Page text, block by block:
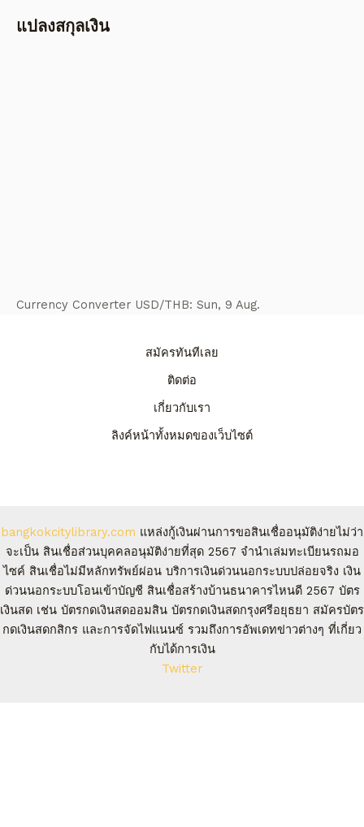
แปลงสกุลเงิน
Currency Converter USD/THB: Sun, 9 Aug.
สมัครทันทีเลย
ติดต่อ
เกี่ยวกับเรา
ลิงค์หน้าทั้งหมดของเว็บไซต์
bangkokcitylibrary.com แหล่งกู้เงินผ่านการขอสินเชื่ออนุมัติง่ายไม่ว่า
จะเป็น สินเชื่อส่วนบุคคลอนุมัติง่ายที่สุด 2567 จํานําเล่มทะเบียนรถมอ
ไซค์ สินเชื่อไม่มีหลักทรัพย์ผ่อน บริการเงินด่วนนอกระบบปล่อยจริง เงิน
ด่วนนอกระบบโอนเข้าบัญชี สินเชื่อสร้างบ้านธนาคารไหนดี 2567 บัตร
เงินสด เช่น บัตรกดเงินสดออมสิน บัตรกดเงินสดกรุงศรีอยุธยา สมัครบัตร
กดเงินสดกสิกร และการจัดไฟแนนซ์ รวมถึงการอัพเดทข่าวต่างๆ ที่เกี่ยว
กับได้การเงิน
Twitter